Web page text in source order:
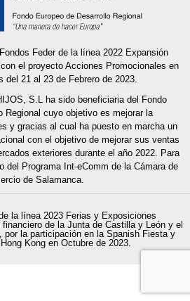
Feder de la línea 2022 Expansión
el proyecto Acciones Promocionales en
del 21 al 23 de Febrero de 2023.
S.L ha sido beneficiaria del Fondo
Regional cuyo objetivo es mejorar la
y gracias al cual ha puesto en marcha un
con el objetivo de mejorar sus ventas
exteriores durante el año 2022. Para
del Programa Int-eComm de la Cámara de
de Salamanca.
la línea 2023 Ferias y Exposiciones
de la Junta de Castilla y León y el
por la participación en la Spanish Fiesta y
Kong en Octubre de 2023.